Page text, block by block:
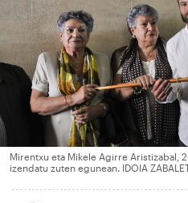
Mirentxu eta Mikele Agirre Aristizabal,
izendatu zuten egunean. IDOIA